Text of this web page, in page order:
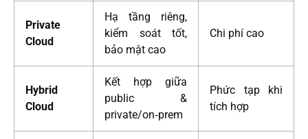
Private
Cloud
Hạ tầng riêng,
kiểm soát tốt,
bảo mật cao
Chi phí cao
Hybrid
Cloud
Kết hợp giữa
public &
private/on‑prem
Phức tạp khi
tích hợp